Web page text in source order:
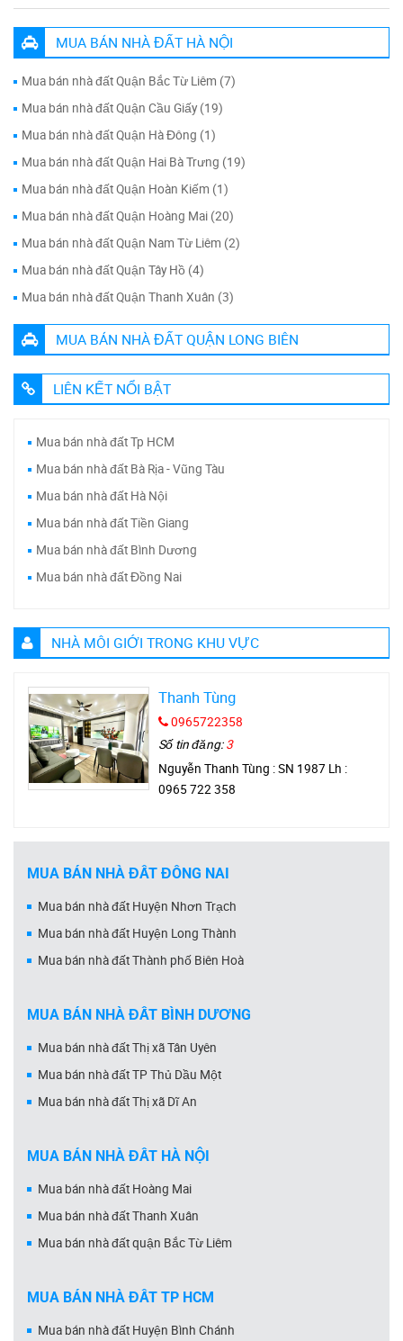
MUA BÁN NHÀ ĐẤT HÀ NỘI
Mua bán nhà đất Quận Bắc Từ Liêm (7)
Mua bán nhà đất Quận Cầu Giấy (19)
Mua bán nhà đất Quận Hà Đông (1)
Mua bán nhà đất Quận Hai Bà Trưng (19)
Mua bán nhà đất Quận Hoàn Kiếm (1)
Mua bán nhà đất Quận Hoàng Mai (20)
Mua bán nhà đất Quận Nam Từ Liêm (2)
Mua bán nhà đất Quận Tây Hồ (4)
Mua bán nhà đất Quận Thanh Xuân (3)
MUA BÁN NHÀ ĐẤT QUẬN LONG BIÊN
LIÊN KẾT NỔI BẬT
Mua bán nhà đất Tp HCM
Mua bán nhà đất Bà Rịa - Vũng Tàu
Mua bán nhà đất Hà Nội
Mua bán nhà đất Tiền Giang
Mua bán nhà đất Bình Dương
Mua bán nhà đất Đồng Nai
NHÀ MÔI GIỚI TRONG KHU VỰC
Thanh Tùng
0965722358
Số tin đăng:3
Nguyễn Thanh Tùng : SN 1987 Lh :
0965 722 358
MUA BÁN NHÀ ĐẤT ĐỒNG NAI
Mua bán nhà đất Huyện Nhơn Trạch
Mua bán nhà đất Huyện Long Thành
Mua bán nhà đất Thành phố Biên Hoà
MUA BÁN NHÀ ĐẤT BÌNH DƯƠNG
Mua bán nhà đất Thị xã Tân Uyên
Mua bán nhà đất TP Thủ Dầu Một
Mua bán nhà đất Thị xã Dĩ An
MUA BÁN NHÀ ĐẤT HÀ NỘI
Mua bán nhà đất Hoàng Mai
Mua bán nhà đất Thanh Xuân
Mua bán nhà đất quận Bắc Từ Liêm
MUA BÁN NHÀ ĐẤT TP HCM
Mua bán nhà đất Huyện Bình Chánh